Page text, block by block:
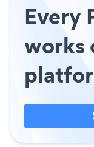
Every
works